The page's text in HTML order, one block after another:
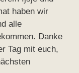
haben wir
alle
Danke
Tag mit euch,